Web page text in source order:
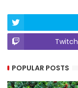
Twitch
POPULAR POSTS